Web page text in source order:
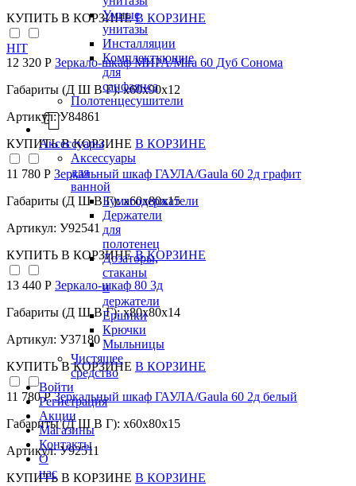
Умные
унитазы
Инсталляции
Комплектующие
для
санфаянса
Полотенцесушители
Аксессуары
Аксессуары
для
ванной
Бумагодержатели
Держатели
для
полотенец
Дозаторы,
стаканы
и
держатели
Ершики
Крючки
Мыльницы
Чистящее
средство
Войти
Регистрация
Акции
Магазины
Контакты
О
нас
КУПИТЬ В КОРЗИНЕ В КОРЗИНЕ
HIT
12 320 Р Зеркало-шкаф МИРА/Mira 60 Дуб Сонома
Габариты (Д Ш В Г): x60x90x12
Артикул: У84861
КУПИТЬ В КОРЗИНЕ В КОРЗИНЕ
11 780 Р Зеркальный шкаф ГАУЛА/Gaula 60 2д графит
Габариты (Д Ш В Г): x60x80x15
Артикул: У92541
КУПИТЬ В КОРЗИНЕ В КОРЗИНЕ
13 440 Р Зеркало-шкаф 80 3д
Габариты (Д Ш В Г): x80x80x14
Артикул: У37180
КУПИТЬ В КОРЗИНЕ В КОРЗИНЕ
11 780 РЗеркальный шкаф ГАУЛА/Gaula 60 2д белый
Габариты (Д Ш В Г): x60x80x15
Артикул: У92511
КУПИТЬ В КОРЗИНЕ В КОРЗИНЕ